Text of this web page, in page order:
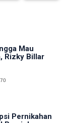
Mau
Rizky Billar
Pernikahan